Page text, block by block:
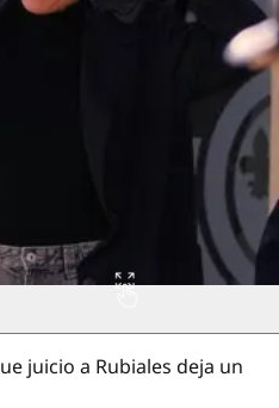
juicio a Rubiales deja un